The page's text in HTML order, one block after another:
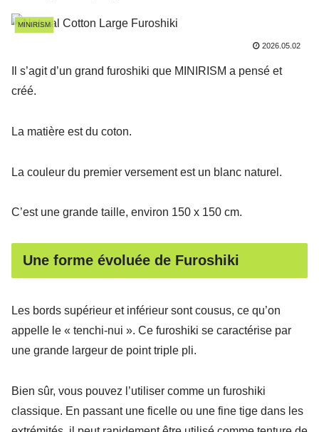
MINIRISM
2026.05.02
Il s’agit d’un grand furoshiki que MINIRISM a pensé et
créé.
La matière est du coton.
La couleur du premier versement est un blanc naturel.
C’est une grande taille, environ 150 x 150 cm.
Une forme évoluée de Furoshiki
Les bords supérieur et inférieur sont cousus, ce qu’on
appelle le « tenchi-nui ». Ce furoshiki se caractérise par
une grande largeur de point triple pli.
Bien sûr, vous pouvez l’utiliser comme un furoshiki
classique. En passant une ficelle ou une fine tige dans les